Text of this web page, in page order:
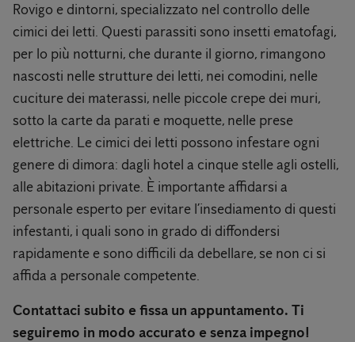
Rovigo e dintorni, specializzato nel controllo delle
cimici dei letti. Questi parassiti sono insetti ematofagi,
per lo più notturni, che durante il giorno, rimangono
nascosti nelle strutture dei letti, nei comodini, nelle
cuciture dei materassi, nelle piccole crepe dei muri,
sotto la carte da parati e moquette, nelle prese
elettriche. Le cimici dei letti possono infestare ogni
genere di dimora: dagli hotel a cinque stelle agli ostelli,
alle abitazioni private. È importante affidarsi a
personale esperto per evitare l’insediamento di questi
infestanti, i quali sono in grado di diffondersi
rapidamente e sono difficili da debellare, se non ci si
affida a personale competente.
Contattaci subito e fissa un appuntamento. Ti
seguiremo in modo accurato e senza impegno!